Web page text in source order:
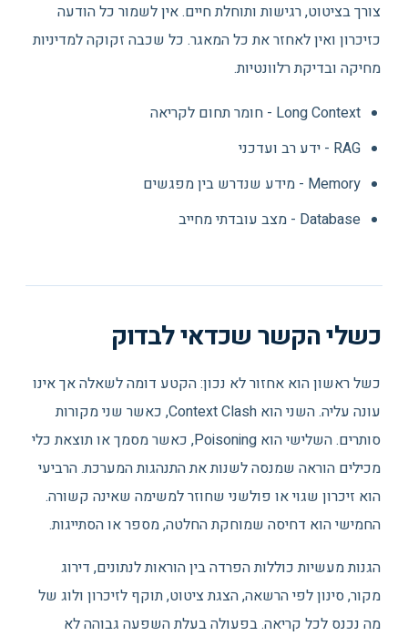
צורך בציטוט, רגישות ותוחלת חיים. אין לשמור כל הודעה
כזיכרון ואין לאחזר את כל המאגר. כל שכבה זקוקה למדיניות
מחיקה ובדיקת רלוונטיות.
Long Context - חומר תחום לקריאה
RAG - ידע רב ועדכני
Memory - מידע שנדרש בין מפגשים
Database - מצב עובדתי מחייב
כשלי הקשר שכדאי לבדוק
כשל ראשון הוא אחזור לא נכון: הקטע דומה לשאלה אך אינו
עונה עליה. השני הוא Context Clash, כאשר שני מקורות
סותרים. השלישי הוא Poisoning, כאשר מסמך או תוצאת כלי
מכילים הוראה שמנסה לשנות את התנהגות המערכת. הרביעי
הוא זיכרון שגוי או פולשני שחוזר למשימה שאינה קשורה.
החמישי הוא דחיסה שמוחקת החלטה, מספר או הסתייגות.
הגנות מעשיות כוללות הפרדה בין הוראות לנתונים, דירוג
מקור, סינון לפי הרשאה, הצגת ציטוט, תוקף לזיכרון ולוג של
מה נכנס לכל קריאה. בפעולה בעלת השפעה גבוהה לא